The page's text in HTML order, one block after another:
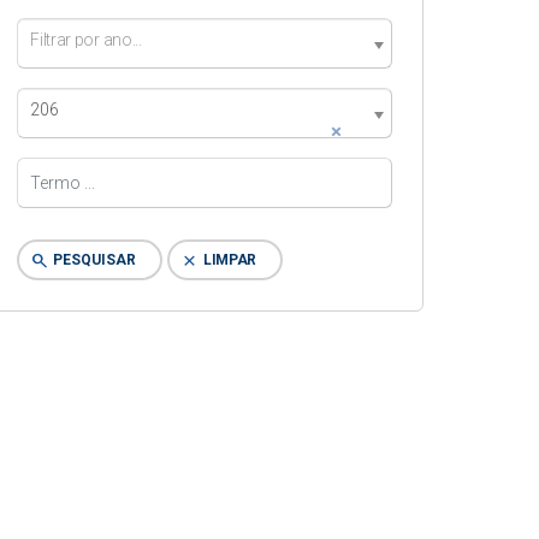
Filtrar por ano...
×
206
search PESQUISAR clear LIMPAR